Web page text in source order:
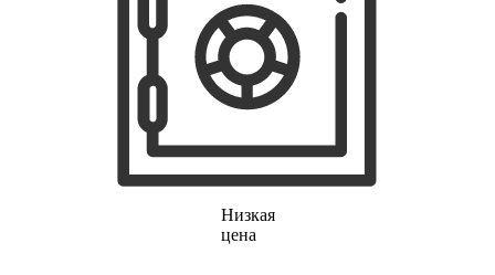
электропростыней
электрорезов
электрорубаноков
электросамокатов
электрощеток
электрошвабер
электросковороды
электротермосов
электровелосипедов
эллиптических тренажеров
Низкая
цена